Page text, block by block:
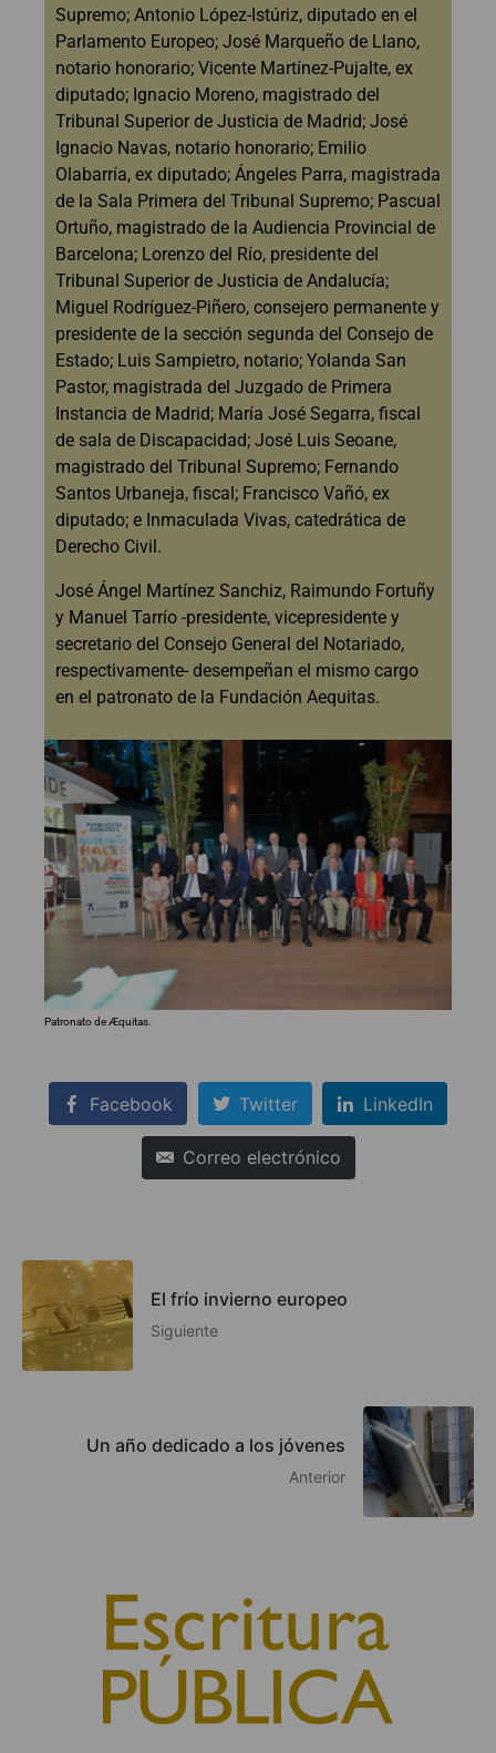
Supremo; Antonio López-Istúriz, diputado en el
Parlamento Europeo; José Marqueño de Llano,
notario honorario; Vicente Martínez-Pujalte, ex
diputado; Ignacio Moreno, magistrado del
Tribunal Superior de Justicia de Madrid; José
Ignacio Navas, notario honorario; Emilio
Olabarría, ex diputado; Ángeles Parra, magistrada
de la Sala Primera del Tribunal Supremo; Pascual
Ortuño, magistrado de la Audiencia Provincial de
Barcelona; Lorenzo del Río, presidente del
Tribunal Superior de Justicia de Andalucía;
Miguel Rodríguez-Piñero, consejero permanente y
presidente de la sección segunda del Consejo de
Estado; Luis Sampietro, notario; Yolanda San
Pastor, magistrada del Juzgado de Primera
Instancia de Madrid; María José Segarra, fiscal
de sala de Discapacidad; José Luis Seoane,
magistrado del Tribunal Supremo; Fernando
Santos Urbaneja, fiscal; Francisco Vañó, ex
diputado; e Inmaculada Vivas, catedrática de
Derecho Civil.
José Ángel Martínez Sanchiz, Raimundo Fortuñy
y Manuel Tarrío -presidente, vicepresidente y
secretario del Consejo General del Notariado,
respectivamente- desempeñan el mismo cargo
en el patronato de la Fundación Aequitas.
Patronato de Æquitas.
Facebook Twitter LinkedIn
Correo electrónico
El frío invierno europeo
Siguiente
Un año dedicado a los jóvenes
Anterior